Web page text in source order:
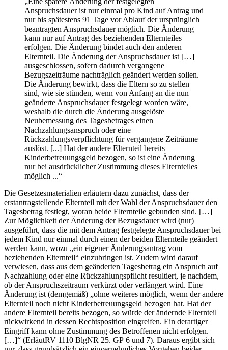
Anspruchsdauer ist nur einmal pro Kind auf Antrag und
nur bis spätestens 91 Tage vor Ablauf der ursprünglich
beantragten Anspruchsdauer möglich. Die Änderung
kann nur auf Antrag des beziehenden Elternteiles
erfolgen. Die Änderung bindet auch den anderen
Elternteil. Die Änderung der Anspruchsdauer ist […]
ausgeschlossen, sofern dadurch vergangene
Bezugszeiträume nachträglich geändert werden sollen.
Die Änderung bewirkt, dass die Eltern so zu stellen
sind, wie sie stünden, wenn von Anfang an die nun
geänderte Anspruchsdauer festgelegt worden wäre,
weshalb die durch die Änderung ausgelöste
Neubemessung des Tagesbetrages einen
Nachzahlungsanspruch oder eine
Rückzahlungsverpflichtung für vergangene Zeiträume
auslöst. [...] Hat der andere Elternteil bereits
Kinderbetreuungsgeld bezogen, so ist eine Änderung
nur bei ausdrücklicher Zustimmung dieses Elternteiles
möglich ...“
Die Gesetzesmaterialien erläutern dazu zunächst, dass der
erstantragstellende Elternteil mit der Wahl der Anspruchsdauer den
Tagesbetrag festlegt, woran beide Elternteile gebunden sind. […]
Zur Möglichkeit der Änderung der Bezugsdauer wird (nur)
ausgeführt, dass die mit dem Antrag festgelegte Anspruchsdauer bei
jedem Kind nur einmal durch einen der beiden Elternteile geändert
werden kann, wozu „ein eigener Änderungsantrag vom
beziehenden Elternteil“ einzubringen ist. Zudem wird darauf
verwiesen, dass aus dem geänderten Tagesbetrag ein Anspruch auf
Nachzahlung oder eine Rückzahlungspflicht resultiert, je nachdem,
ob der Anspruchszeitraum verkürzt oder verlängert wird. Eine
Änderung ist (demgemäß) „ohne weiteres möglich, wenn der andere
Elternteil noch nicht Kinderbetreuungsgeld bezogen hat. Hat der
andere Elternteil bereits bezogen, so würde der ändernde Elternteil
rückwirkend in dessen Rechtsposition eingreifen. Ein derartiger
Eingriff kann ohne Zustimmung des Betroffenen nicht erfolgen.
[…]“ (ErläutRV 1110 BlgNR 25. GP 6 und 7). Daraus ergibt sich